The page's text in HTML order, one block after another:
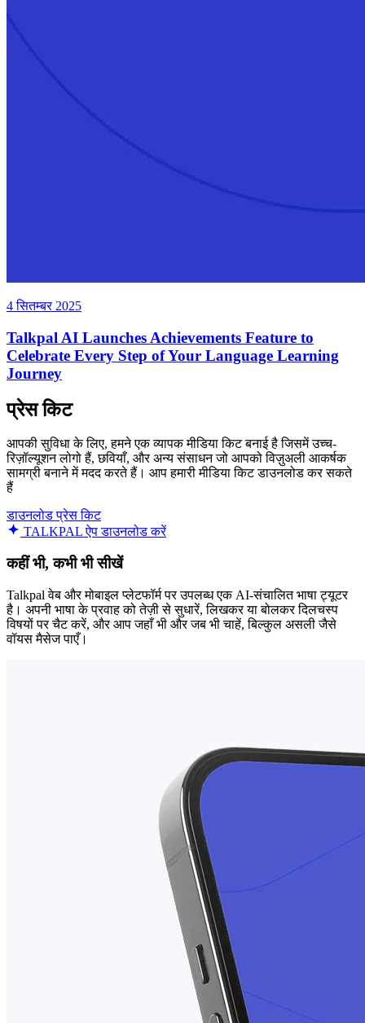
4 सितम्बर 2025
Talkpal AI Launches Achievements Feature to
Celebrate Every Step of Your Language Learning
Journey
प्रेस किट
आपकी सुविधा के लिए, हमने एक व्यापक मीडिया किट बनाई है जिसमें उच्च-
रिज़ॉल्यूशन लोगो हैं, छवियाँ, और अन्य संसाधन जो आपको विज़ुअली आकर्षक
सामग्री बनाने में मदद करते हैं। आप हमारी मीडिया किट डाउनलोड कर सकते
हैं
डाउनलोड प्रेस किट
TALKPAL ऐप डाउनलोड करें
कहीं भी, कभी भी सीखें
Talkpal वेब और मोबाइल प्लेटफॉर्म पर उपलब्ध एक AI-संचालित भाषा ट्यूटर
है। अपनी भाषा के प्रवाह को तेज़ी से सुधारें, लिखकर या बोलकर दिलचस्प
विषयों पर चैट करें, और आप जहाँ भी और जब भी चाहें, बिल्कुल असली जैसे
वॉयस मैसेज पाएँ।